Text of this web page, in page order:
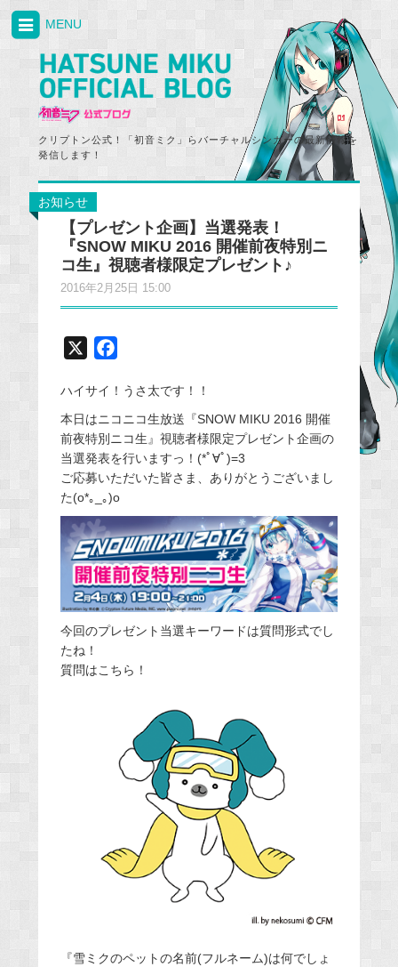
クリプトン公式！「初音ミク」らバーチャルシンガーの最新情報を
発信します！
MENU
お知らせ
【プレゼント企画】当選発表！
『SNOW MIKU 2016 開催前夜特別ニ
コ生』視聴者様限定プレゼント♪
2016年2月25日 15:00
c
e
b
o
o
ハイサイ！うさ太です！！
本日はニコニコ生放送『SNOW MIKU 2016 開催
前夜特別ニコ生』視聴者様限定プレゼント企画の
当選発表を行いますっ！(*ﾟ∀ﾟ)=3
ご応募いただいた皆さま、ありがとうございまし
た(o*｡_｡)o
今回のプレゼント当選キーワードは質問形式でし
たね！
質問はこちら！
『雪ミクのペットの名前(フルネーム)は何でしょ